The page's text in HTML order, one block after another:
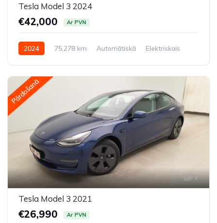
Tesla Model 3 2024
€42,000 Ar PVN
2024 75,278 km Automātiskā
Elektriskais
Pārdošanā
7
Tesla Model 3 2021
€26,990 Ar PVN